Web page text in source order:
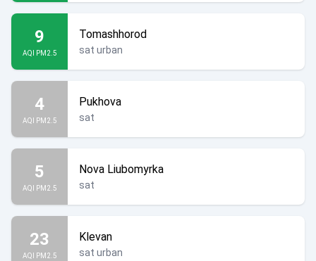
9
AQI PM2.5
Tomashhorod
sat urban
4
AQI PM2.5
Pukhova
sat
5
AQI PM2.5
Nova Liubomyrka
sat
23
AQI PM2.5
Klevan
sat urban